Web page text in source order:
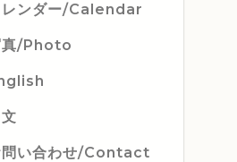
レンダー/Calendar
真/Photo
問い合わせ/Contact